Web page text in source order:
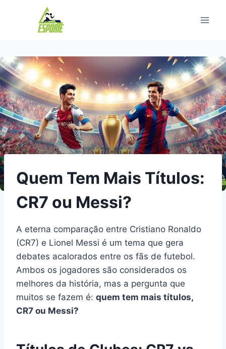
Quem Tem Mais Títulos:
CR7 ou Messi?
A eterna comparação entre Cristiano Ronaldo
(CR7) e Lionel Messi é um tema que gera
debates acalorados entre os fãs de futebol.
Ambos os jogadores são considerados os
melhores da história, mas a pergunta que
muitos se fazem é: quem tem mais títulos,
CR7 ou Messi?